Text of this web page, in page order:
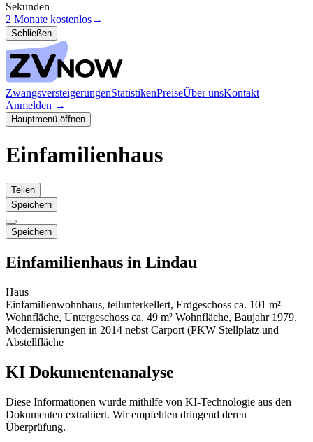
Sekunden
2 Monate kostenlos→
Schließen
ZwangsversteigerungenStatistikenPreiseÜber unsKontakt
Anmelden →
Hauptmenü öffnen
Einfamilienhaus
Teilen
Speichern
Speichern
Einfamilienhaus in Lindau
Haus
Einfamilienwohnhaus, teilunterkellert, Erdgeschoss ca. 101 m²
Wohnfläche, Untergeschoss ca. 49 m² Wohnfläche, Baujahr 1979,
Modernisierungen in 2014 nebst Carport (PKW Stellplatz und
Abstellfläche
KI Dokumentenanalyse
Diese Informationen wurde mithilfe von KI-Technologie aus den
Dokumenten extrahiert. Wir empfehlen dringend deren
Überprüfung.